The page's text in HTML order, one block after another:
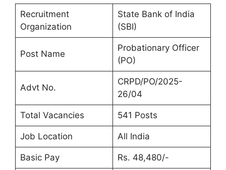
Recruitment
Organization
State Bank of India
(SBI)
Post Name
Probationary Officer
(PO)
Advt No.
CRPD/PO/2025-
26/04
Total Vacancies 541 Posts
Job Location All India
Basic Pay Rs. 48,480/-